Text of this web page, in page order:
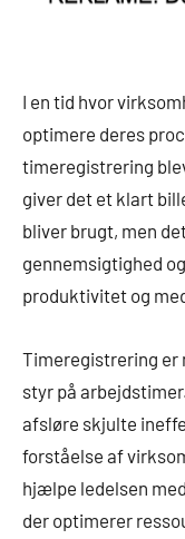
I en tid hvor
optimere deres
timeregistrering
giver det et klart
bliver brugt, men
gennemsigtighed
produktivitet og
Timeregistrering er
styr på
afsløre skjulte
forståelse af
hjælpe ledelsen
der optimerer